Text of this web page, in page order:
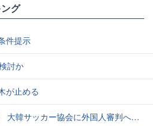
グ
件提示
討か
が止める
に外国人審判への“性的接待”疑惑 韓国メディアが報道